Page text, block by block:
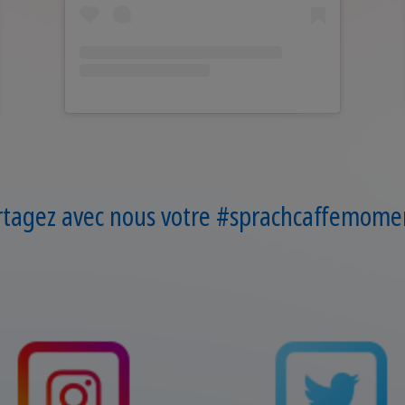
avec nous votre